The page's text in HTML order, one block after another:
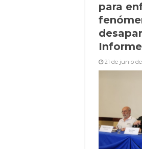
para
21 de junio